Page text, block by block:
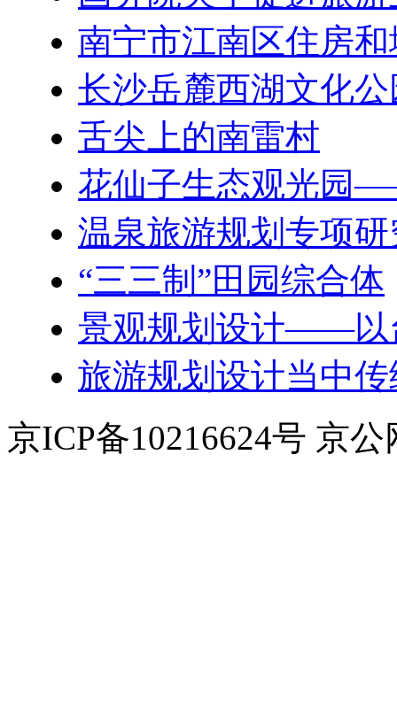
南宁市江南区住房
长沙岳麓西湖文化
舌尖上的南雷村
花仙子生态观光园
温泉旅游规划专项研
“三三制”田园综合体
景观规划设计——以
旅游规划设计当中
京ICP备10216624号 京